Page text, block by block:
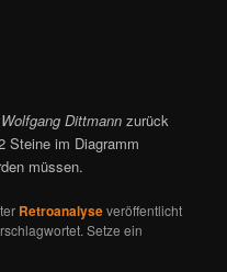
Wolfgang Dittmann zurück
Steine im Diagramm
müssen.
Retroanalyseveröffentlicht
Setze ein